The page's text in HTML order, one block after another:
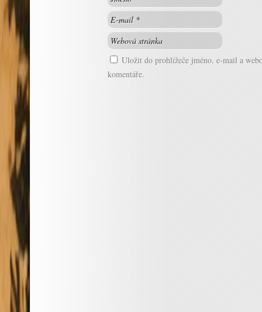
Uložit do prohlížeče jméno, e-mail a
komentáře.